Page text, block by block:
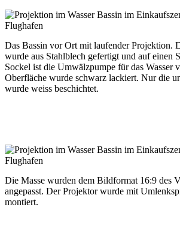
Das Bassin vor Ort mit laufender Projektion.
wurde aus Stahlblech gefertigt und auf einen
Sockel ist die Umwälzpumpe für das Wasser
Oberfläche wurde schwarz lackiert. Nur die
wurde weiss beschichtet.
Die Masse wurden dem Bildformat 16:9 des
angepasst. Der Projektor wurde mit
montiert.